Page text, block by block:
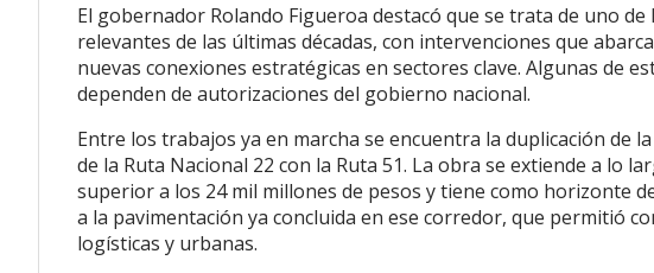
El gobernador Rolando Figueroa destacó que se trata de uno
relevantes de las últimas décadas, con intervenciones que
nuevas conexiones estratégicas en sectores clave. Algunas de
dependen de autorizaciones del gobierno nacional.
Entre los trabajos ya en marcha se encuentra la duplicación de
de la Ruta Nacional 22 con la Ruta 51. La obra se extiende a lo
superior a los 24 mil millones de pesos y tiene como horizonte
a la pavimentación ya concluida en ese corredor, que permitió
logísticas y urbanas.